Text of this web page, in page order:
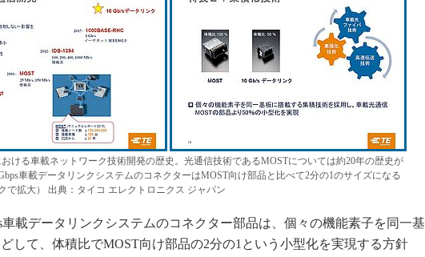
おける車載ネットワーク技術開発の歴史。光通信技術であるMOSTについては約20年の歴史が
車載データリンクシステムのコネクターはMOST向け部品と比べて2分の1のサイズになる
で拡大） 出典：タイコ エレクトロニクス ジャパン
載データリンクシステムのコネクター部品は、個々の機能素子を同一基
して、体積比でMOST向け部品の2分の1という小型化を実現する方針